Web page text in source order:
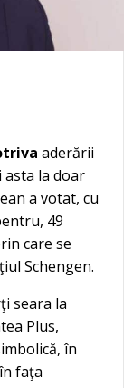
aderării
asta la doar
a votat, cu
49
care se
Schengen.
seara la
Plus,
în
faţa